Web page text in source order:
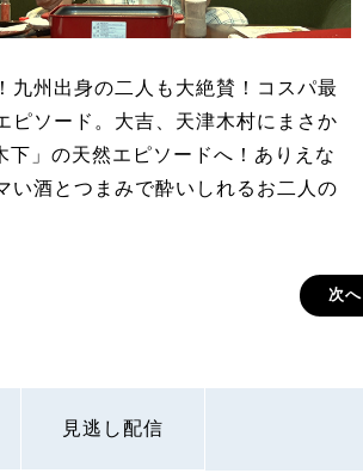
九州出身の二人も大絶賛！コスパ最
ピソード。大吉、天津木村にまさか
」の天然エピソードへ！ありえな
い酒とつまみで酔いしれるお二人の
次へ
見逃し配信